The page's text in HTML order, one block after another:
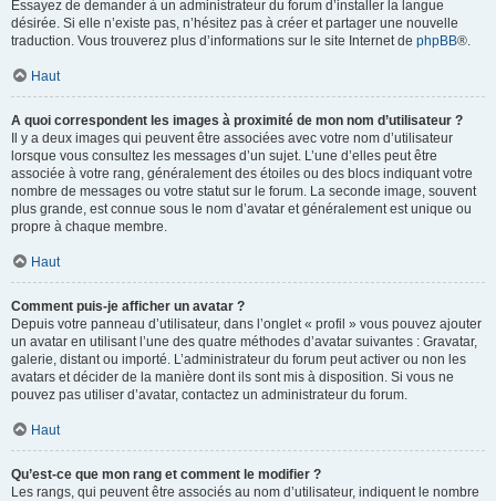
Essayez de demander à un administrateur du forum d’installer la langue
désirée. Si elle n’existe pas, n’hésitez pas à créer et partager une nouvelle
traduction. Vous trouverez plus d’informations sur le site Internet de phpBB®.
Haut
A quoi correspondent les images à proximité de mon nom d’utilisateur ?
Il y a deux images qui peuvent être associées avec votre nom d’utilisateur
lorsque vous consultez les messages d’un sujet. L’une d’elles peut être
associée à votre rang, généralement des étoiles ou des blocs indiquant votre
nombre de messages ou votre statut sur le forum. La seconde image, souvent
plus grande, est connue sous le nom d’avatar et généralement est unique ou
propre à chaque membre.
Haut
Comment puis-je afficher un avatar ?
Depuis votre panneau d’utilisateur, dans l’onglet « profil » vous pouvez ajouter
un avatar en utilisant l’une des quatre méthodes d’avatar suivantes : Gravatar,
galerie, distant ou importé. L’administrateur du forum peut activer ou non les
avatars et décider de la manière dont ils sont mis à disposition. Si vous ne
pouvez pas utiliser d’avatar, contactez un administrateur du forum.
Haut
Qu’est-ce que mon rang et comment le modifier ?
Les rangs, qui peuvent être associés au nom d’utilisateur, indiquent le nombre